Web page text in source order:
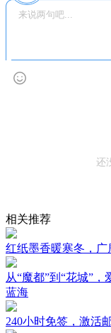
还
相关推荐
红纸墨香暖寒冬，
从“魔都”到“花城”
蓝海
240小时免签，激活